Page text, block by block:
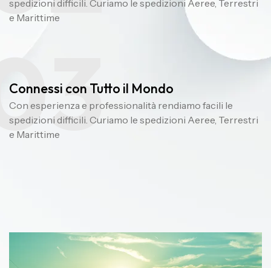
spedizioni difficili. Curiamo le spedizioni Aeree, Terrestri
e Marittime
Connessi con Tutto il Mondo
Con esperienza e professionalità rendiamo facili le
spedizioni difficili. Curiamo le spedizioni Aeree, Terrestri
e Marittime